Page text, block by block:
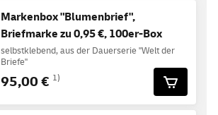
Markenbox "Blumenbrief",
Briefmarke zu 0,95 €, 100er-Box
selbstklebend, aus der Dauerserie "Welt der
Briefe"
95,00 € 1)